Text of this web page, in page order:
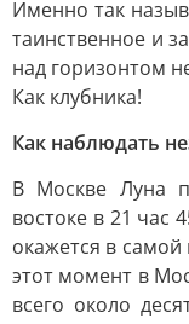
Именно так
таинственное и
над горизонтом
Как клубника!
Как наблюдать
В Москве Луна
востоке в 21 час
окажется в
этот момент в
всего около